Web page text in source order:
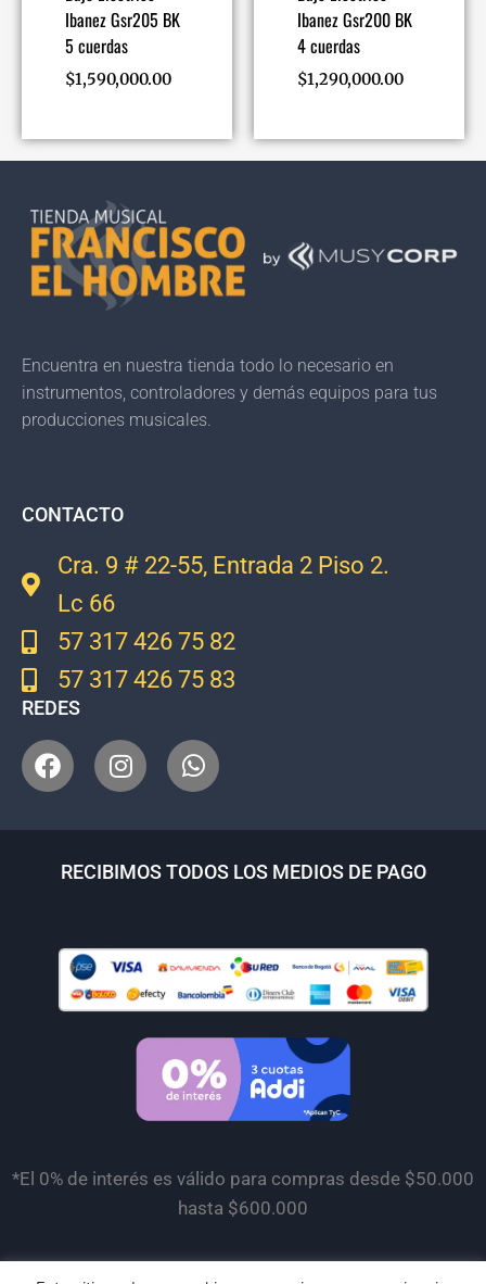
Ibanez Gsr205 BK
5 cuerdas
$1,590,000.00
Ibanez Gsr200 BK
4 cuerdas
$1,290,000.00
Encuentra en nuestra tienda todo lo necesario en
instrumentos, controladores y demás equipos para tus
producciones musicales.
CONTACTO
Cra. 9 # 22-55, Entrada 2 Piso 2.
Lc 66
57 317 426 75 82
57 317 426 75 83
REDES
RECIBIMOS TODOS LOS MEDIOS DE PAGO
*El 0% de interés es válido para compras desde $50.000
hasta $600.000